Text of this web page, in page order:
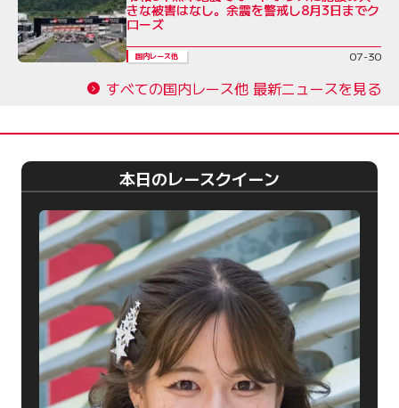
きな被害はなし。余震を警戒し8月3日までク
ローズ
国内レース他 07-30
すべての国内レース他 最新ニュースを見る
本日のレースクイーン